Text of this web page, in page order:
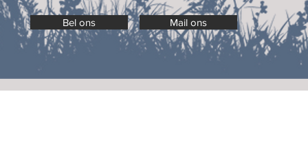
Bel ons Mail ons